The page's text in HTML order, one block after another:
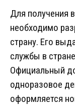
Для получения
необходимо
страну. Его
службы в
Официальный
одноразовое
оформляется